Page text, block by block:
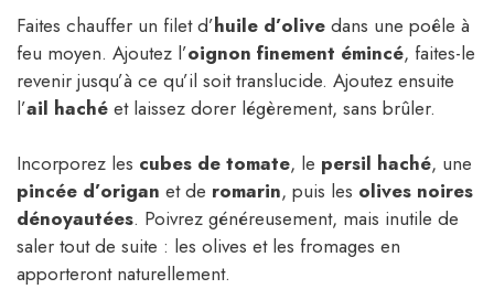
Faites chauffer un filet d’huile d’olive dans une poêle à
feu moyen. Ajoutez l’oignon finement émincé, faites-le
revenir jusqu’à ce qu’il soit translucide. Ajoutez ensuite
l’ail haché et laissez dorer légèrement, sans brûler.
Incorporez les cubes de tomate, le persil haché, une
pincée d’origan et de romarin, puis les olives noires
dénoyautées. Poivrez généreusement, mais inutile de
saler tout de suite : les olives et les fromages en
apporteront naturellement.